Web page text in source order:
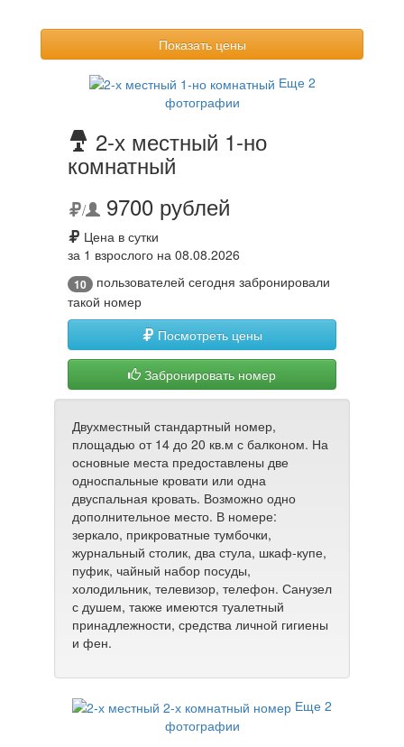
Показать цены
Еще 2
фотографии
2-х местный 1-но
комнатный
/ 9700 рублей
Цена в сутки
за 1 взрослого на 08.08.2026
10
пользователей сегодня забронировали
такой номер
Посмотреть цены
Забронировать номер
Двухместный стандартный номер,
площадью от 14 до 20 кв.м с балконом. На
основные места предоставлены две
односпальные кровати или одна
двуспальная кровать. Возможно одно
дополнительное место. В номере:
зеркало, прикроватные тумбочки,
журнальный столик, два стула, шкаф-купе,
пуфик, чайный набор посуды,
холодильник, телевизор, телефон. Санузел
с душем, также имеются туалетный
принадлежности, средства личной гигиены
и фен.
Еще 2
фотографии